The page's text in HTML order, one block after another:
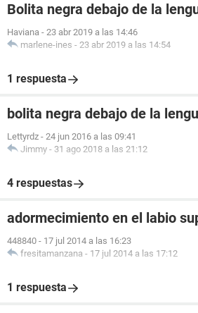
Bolita negra debajo de la
Haviana - 23 abr 2019 a las 14:46
marlene-ines - 23 abr 2019 a las 14:54
1 respuesta
bolita negra debajo de la
Lettyrdz - 24 jun 2016 a las 09:41
Jimmy - 31 ago 2018 a las 21:12
4 respuestas
adormecimiento en el labio
448840 - 17 jul 2014 a las 16:23
fresitamanzana - 17 jul 2014 a las 17:12
1 respuesta